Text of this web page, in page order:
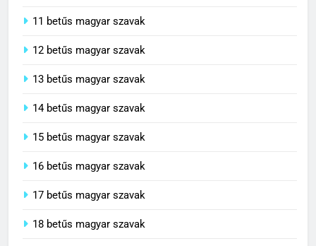
11 betűs magyar szavak
12 betűs magyar szavak
13 betűs magyar szavak
14 betűs magyar szavak
15 betűs magyar szavak
16 betűs magyar szavak
17 betűs magyar szavak
18 betűs magyar szavak